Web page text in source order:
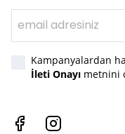
Kampanyalardan
İleti Onayı metnini